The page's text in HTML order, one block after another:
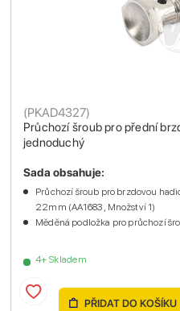
Průchozí šroub pro přední
jednoduchý
(PKAD4327)
4+ Skladem
Sada obsahuje:
Průchozí šroub pro brzdovou
22mm (AA1683 , Množství 1)
Měděná podložka pro průchozí
PŘIDAT DO KOŠÍKU